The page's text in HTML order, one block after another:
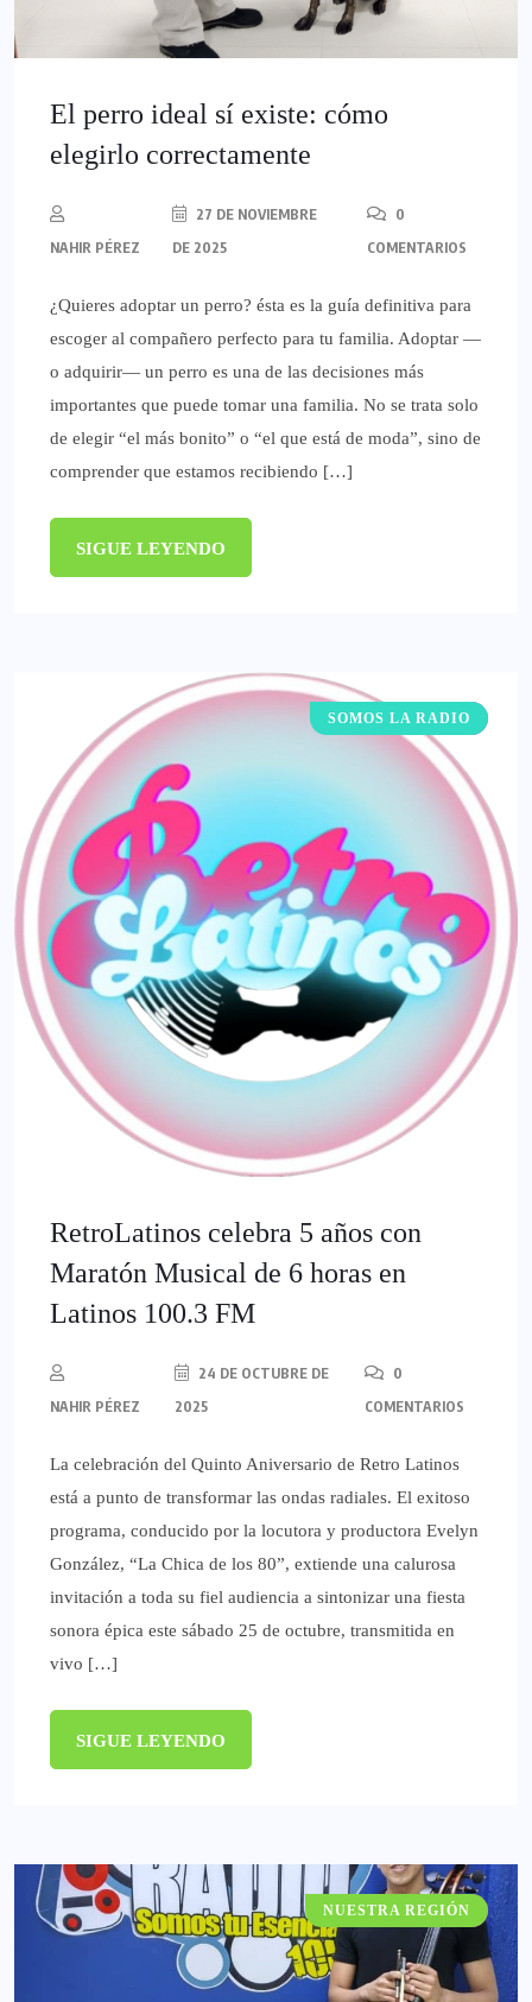
El perro ideal sí existe: cómo
elegirlo correctamente
NAHIR PÉREZ
27 DE NOVIEMBRE
DE 2025
0
COMENTARIOS
¿Quieres adoptar un perro? ésta es la guía definitiva para
escoger al compañero perfecto para tu familia. Adoptar —
o adquirir— un perro es una de las decisiones más
importantes que puede tomar una familia. No se trata solo
de elegir “el más bonito” o “el que está de moda”, sino de
comprender que estamos recibiendo […]
SIGUE LEYENDO
GATACRONOS
SOMOS LA RADIO
​RetroLatinos celebra 5 años con
Maratón Musical de 6 horas en
Latinos 100.3 FM
NAHIR PÉREZ
24 DE OCTUBRE DE
2025
0
COMENTARIOS
La celebración del Quinto Aniversario de Retro Latinos
está a punto de transformar las ondas radiales. ​El exitoso
programa, conducido por la locutora y productora Evelyn
González, “La Chica de los 80”, extiende una calurosa
invitación a toda su fiel audiencia a sintonizar una fiesta
sonora épica este sábado 25 de octubre, transmitida en
vivo […]
SIGUE LEYENDO
GATACRONOS
NUESTRA REGIÓN